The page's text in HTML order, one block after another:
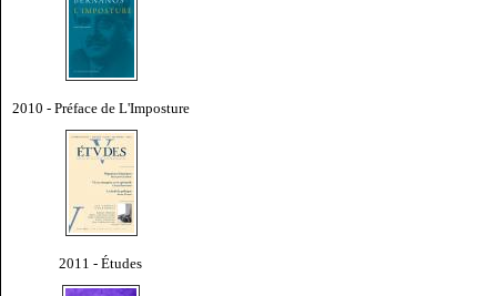
2010 - Préface de L'Imposture
2011 - Études